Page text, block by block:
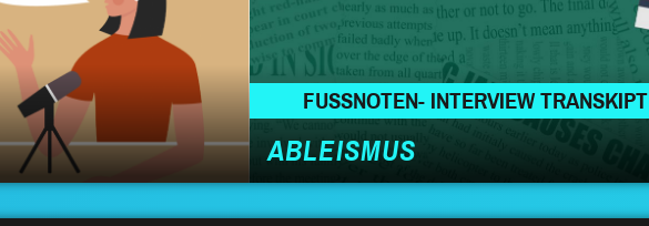
FUSSNOTEN- INTERVIEW TRANSKIPT
ABLEISMUS